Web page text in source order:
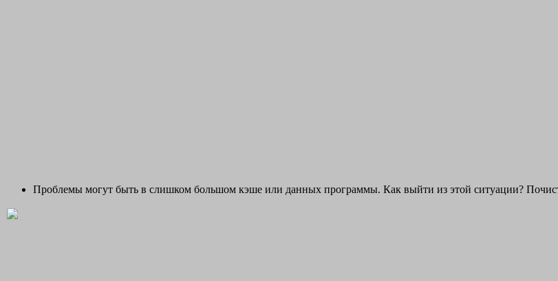
Проблемы могут быть в слишком большом кэше или данных программы. Как выйти из этой ситуации?